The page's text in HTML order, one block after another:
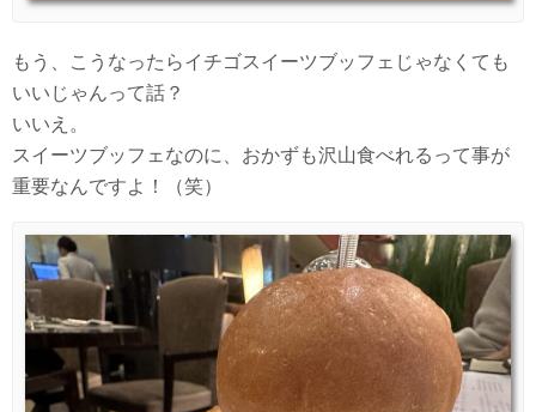
もう、こうなったらイチゴスイーツブッフェじゃなくても
いいじゃんって話？
いいえ。
スイーツブッフェなのに、おかずも沢山食べれるって事が
重要なんですよ！（笑）